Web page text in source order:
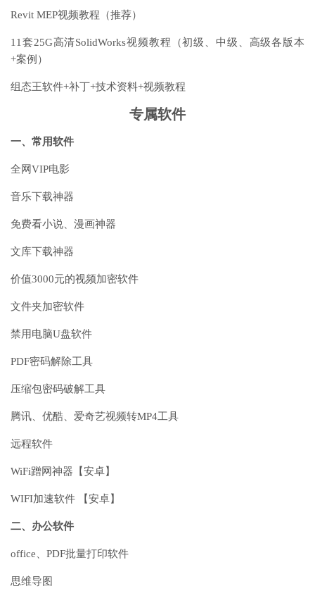
Revit MEP视频教程（推荐）
11套25G高清SolidWorks视频教程（初级、中级、高级各版本
+案例）
组态王软件+补丁+技术资料+视频教程
专属软件
一、常用软件
全网VIP电影
音乐下载神器
免费看小说、漫画神器
文库下载神器
价值3000元的视频加密软件
文件夹加密软件
禁用电脑U盘软件
PDF密码解除工具
压缩包密码破解工具
腾讯、优酷、爱奇艺视频转MP4工具
远程软件
WiFi蹭网神器【安卓】
WIFI加速软件 【安卓】
二、办公软件
office、PDF批量打印软件
思维导图